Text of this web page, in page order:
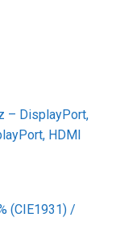
– DisplayPort,
HDMI
(CIE1931) /